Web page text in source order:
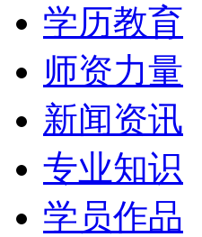
学历教育
师资力量
新闻资讯
专业知识
学员作品